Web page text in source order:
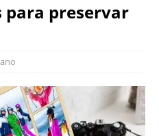
para preservar